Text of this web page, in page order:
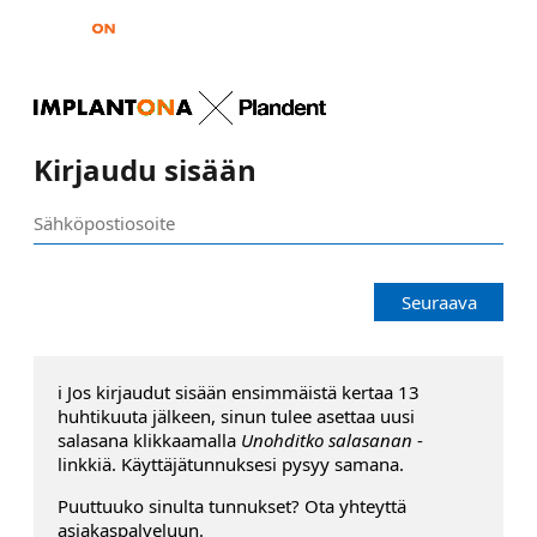
Kirjaudu sisään
Seuraava
ℹ️ Jos kirjaudut sisään ensimmäistä kertaa 13
huhtikuuta jälkeen, sinun tulee asettaa uusi
salasana klikkaamalla Unohditko salasanan -
linkkiä. Käyttäjätunnuksesi pysyy samana.
Puuttuuko sinulta tunnukset? Ota yhteyttä
asiakaspalveluun.